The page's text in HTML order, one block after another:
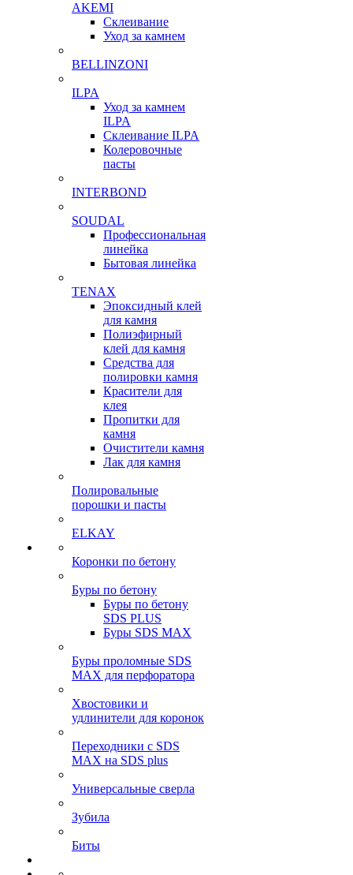
AKEMI
Склеивание
Уход за камнем
BELLINZONI
ILPA
Уход за камнем
ILPA
Склеивание ILPA
Колеровочные
пасты
INTERBOND
SOUDAL
Профессиональная
линейка
Бытовая линейка
TENAX
Эпоксидный клей
для камня
Полиэфирный
клей для камня
Средства для
полировки камня
Красители для
клея
Пропитки для
камня
Очистители камня
Лак для камня
Полировальные
порошки и пасты
ELKAY
Коронки по бетону
Буры по бетону
Буры по бетону
SDS PLUS
Буры SDS MAX
Буры проломные SDS
MAX для перфоратора
Хвостовики и
удлинители для коронок
Переходники с SDS
MAX на SDS plus
Универсальные сверла
Зубила
Биты